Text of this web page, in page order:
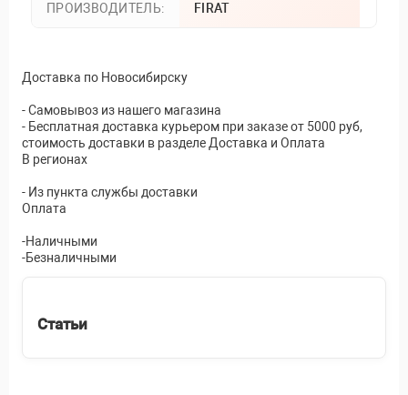
ПРОИЗВОДИТЕЛЬ: FIRAT
Доставка по Новосибирску
- Самовывоз из нашего магазина
- Бесплатная доставка курьером при заказе от 5000 руб,
стоимость доставки в разделе Доставка и Оплата
В регионах
- Из пункта службы доставки
Оплата
-Наличными
-Безналичными
Статьи